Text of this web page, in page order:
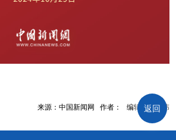
返回
来源：中国新闻网 作者： 编辑：管鹏伟